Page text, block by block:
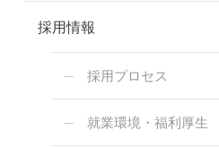
採用情報
採用プロセス
就業環境・福利厚生